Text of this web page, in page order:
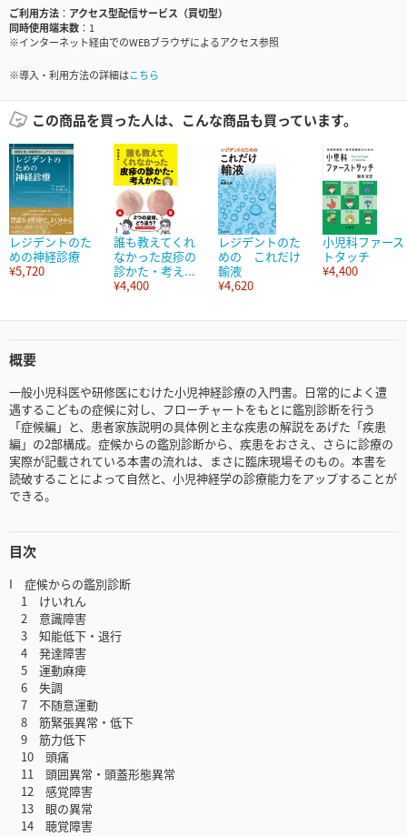
ご利用方法
アクセス型配信サービス（買切型）
同時使用端末数
1
※インターネット経由でのWEBブラウザによるアクセス参照
※導入・利用方法の詳細はこちら
この商品を買った人は、こんな商品も買っています。
レジデントのた
めの神経診療
¥5,720
誰も教えてくれ
なかった皮疹の
診かた・考え...
¥4,400
レジデントのた
めの これだけ
輸液
¥4,620
小児科ファース
トタッチ
¥4,400
概要
一般小児科医や研修医にむけた小児神経診療の入門書。日常的によく遭
遇するこどもの症候に対し、フローチャートをもとに鑑別診断を行う
「症候編」と、患者家族説明の具体例と主な疾患の解説をあげた「疾患
編」の2部構成。症候からの鑑別診断から、疾患をおさえ、さらに診療の
実際が記載されている本書の流れは、まさに臨床現場そのもの。本書を
読破することによって自然と、小児神経学の診療能力をアップすることが
できる。
目次
I 症候からの鑑別診断
1 けいれん
2 意識障害
3 知能低下・退行
4 発達障害
5 運動麻痺
6 失調
7 不随意運動
8 筋緊張異常・低下
9 筋力低下
10 頭痛
11 頭囲異常・頭蓋形態異常
12 感覚障害
13 眼の異常
14 聴覚障害